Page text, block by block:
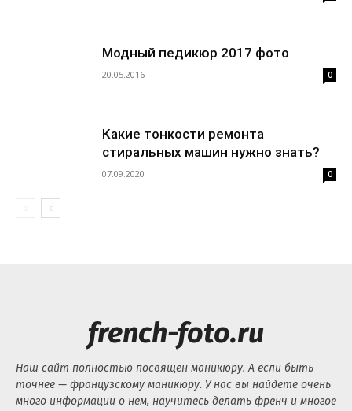
Модный педикюр 2017 фото
20.05.2016 0
Какие тонкости ремонта
стиральных машин нужно знать?
07.09.2020 0
french-foto.ru
Наш сайт полностью посвящен маникюру. А если быть
точнее — французскому маникюру. У нас вы найдете очень
много информации о нем, научитесь делать френч и многое